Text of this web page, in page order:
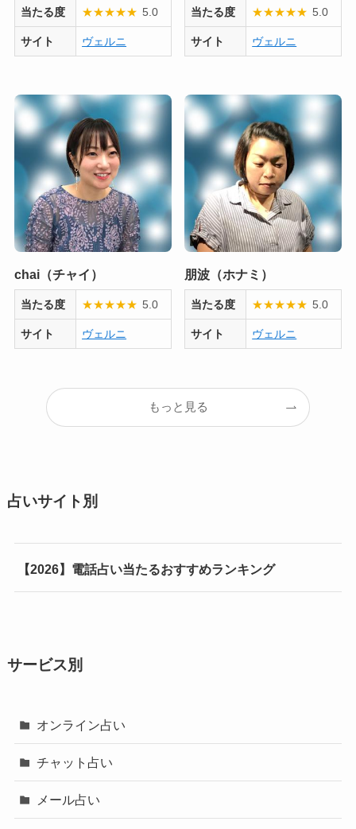
当たる度 ★★★★★ 5.0
サイト ヴェルニ
当たる度 ★★★★★ 5.0
サイト ヴェルニ
chai（チャイ）
当たる度 ★★★★★ 5.0
サイト ヴェルニ
朋波（ホナミ）
当たる度 ★★★★★ 5.0
サイト ヴェルニ
もっと見る
占いサイト別
【2026】電話占い当たるおすすめランキング
サービス別
オンライン占い
チャット占い
メール占い